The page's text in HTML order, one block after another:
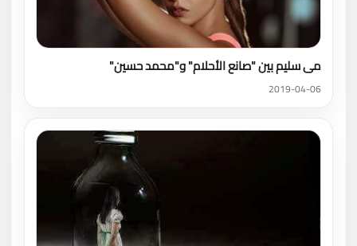
مى سليم بين "صانع الأحلام" و"محمد حسين"
2019-04-06